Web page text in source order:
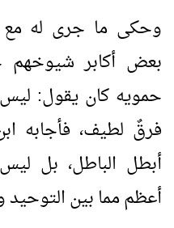
وحكى ما جرى له مع
بعض أكابر شيوخهم
حمويه كان يقول: ليس
فرقٌ لطيف، فأجابه
أبطل الباطل، بل
أعظم مما بين التوحيد